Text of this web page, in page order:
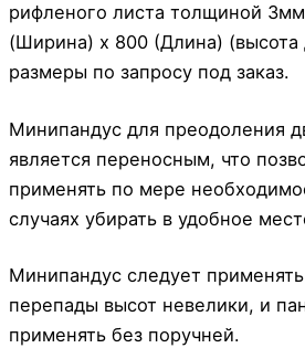
рифленого листа толщиной
(Ширина) х 800 (Длина)
размеры по запросу под заказ.
Минипандус для преодоления
является переносным, что
применять по мере
случаях убирать в удобное
Минипандус следует
перепады высот невелики, и
применять без поручней.